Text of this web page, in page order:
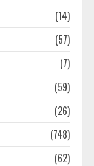
(14)
(57)
(7)
(59)
(26)
(748)
(62)